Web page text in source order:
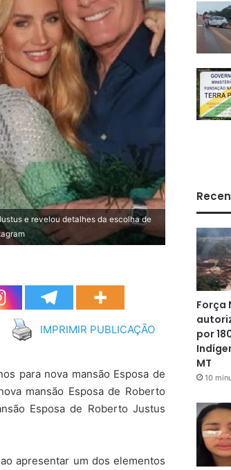
e revelou detalhes da escolha de
IMPRIMIR PUBLICAÇÃO
para nova mansão Esposa de
mansão Esposa de Roberto
Esposa de Roberto Justus
apresentar um dos elementos
Força
por
MT
10